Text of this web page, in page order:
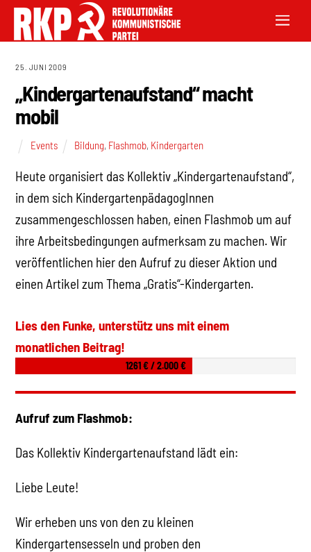
25. JUNI 2009
„Kindergartenaufstand“ macht
mobil
Events Bildung, Flashmob, Kindergarten
Heute organisiert das Kollektiv „Kindergartenaufstand“,
in dem sich KindergartenpädagogInnen
zusammengeschlossen haben, einen Flashmob um auf
ihre Arbeitsbedingungen aufmerksam zu machen. Wir
veröffentlichen hier den Aufruf zu dieser Aktion und
einen Artikel zum Thema „Gratis“-Kindergarten.
Lies den Funke, unterstütz uns mit einem
monatlichen Beitrag!
1261 € / 2.000 €
Aufruf zum Flashmob:
Das Kollektiv Kindergartenaufstand lädt ein:
Liebe Leute!
Wir erheben uns von den zu kleinen
Kindergartensesseln und proben den